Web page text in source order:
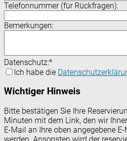
Telefonnummer (für Rückfragen):
Bemerkungen:
Datenschutz:*
Ich habe die
Wichtiger Hinweis
Bitte bestätigen Sie Ihre
Minuten mit dem Link, den wir
E-Mail an Ihre oben angegebene